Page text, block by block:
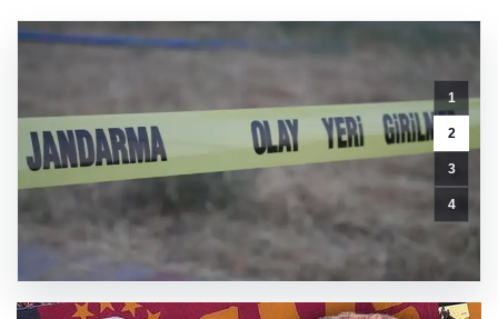
1
2
3
4
Rennes
Maçı
Öncesi
Protesto:
Özbek,
Transfer